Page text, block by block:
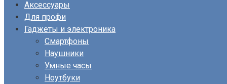
Аксессуары
Для профи
Гаджеты и электроника
Смартфоны
Наушники
Умные часы
Ноутбуки